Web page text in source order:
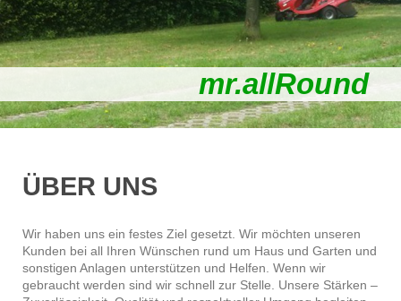
mr.allRound
ÜBER UNS
Wir haben uns ein festes Ziel gesetzt. Wir möchten unseren
Kunden bei all Ihren Wünschen rund um Haus und Garten und
sonstigen Anlagen unterstützen und Helfen. Wenn wir
gebraucht werden sind wir schnell zur Stelle. Unsere Stärken –